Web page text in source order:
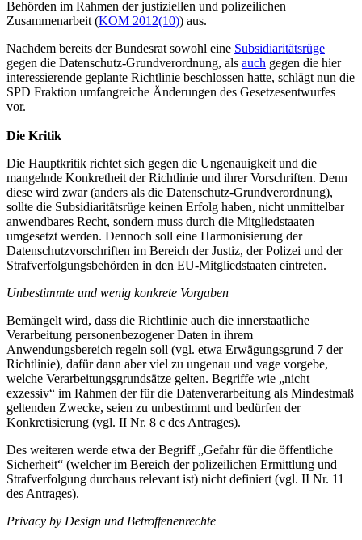
Behörden im Rahmen der justiziellen und polizeilichen
Zusammenarbeit (KOM 2012(10)) aus.
Nachdem bereits der Bundesrat sowohl eine Subsidiaritätsrüge
gegen die Datenschutz-Grundverordnung, als auch gegen die hier
interessierende geplante Richtlinie beschlossen hatte, schlägt nun die
SPD Fraktion umfangreiche Änderungen des Gesetzesentwurfes
vor.
Die Kritik
Die Hauptkritik richtet sich gegen die Ungenauigkeit und die
mangelnde Konkretheit der Richtlinie und ihrer Vorschriften. Denn
diese wird zwar (anders als die Datenschutz-Grundverordnung),
sollte die Subsidiaritätsrüge keinen Erfolg haben, nicht unmittelbar
anwendbares Recht, sondern muss durch die Mitgliedstaaten
umgesetzt werden. Dennoch soll eine Harmonisierung der
Datenschutzvorschriften im Bereich der Justiz, der Polizei und der
Strafverfolgungsbehörden in den EU-Mitgliedstaaten eintreten.
Unbestimmte und wenig konkrete Vorgaben
Bemängelt wird, dass die Richtlinie auch die innerstaatliche
Verarbeitung personenbezogener Daten in ihrem
Anwendungsbereich regeln soll (vgl. etwa Erwägungsgrund 7 der
Richtlinie), dafür dann aber viel zu ungenau und vage vorgebe,
welche Verarbeitungsgrundsätze gelten. Begriffe wie „nicht
exzessiv“ im Rahmen der für die Datenverarbeitung als Mindestmaß
geltenden Zwecke, seien zu unbestimmt und bedürfen der
Konkretisierung (vgl. II Nr. 8 c des Antrages).
Des weiteren werde etwa der Begriff „Gefahr für die öffentliche
Sicherheit“ (welcher im Bereich der polizeilichen Ermittlung und
Strafverfolgung durchaus relevant ist) nicht definiert (vgl. II Nr. 11
des Antrages).
Privacy by Design und Betroffenenrechte